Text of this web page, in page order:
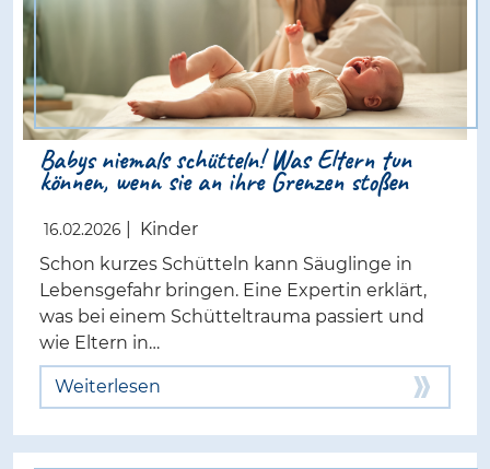
Babys niemals schütteln! Was Eltern tun
können, wenn sie an ihre Grenzen stoßen
16.02.2026
Kinder
Schon kurzes Schütteln kann Säuglinge in
Lebensgefahr bringen. Eine Expertin erklärt,
was bei einem Schütteltrauma passiert und
wie Eltern in…
Weiterlesen